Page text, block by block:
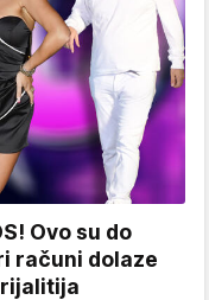
Ovo su do
računi dolaze
rijalitija